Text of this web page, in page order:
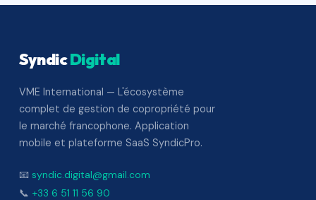
SyndicDigital
VME International — L'écosystème
complet de gestion de copropriété pour
le marché francophone. Application
mobile et plateforme SaaS SyndicPro.
📧 syndic.digital@gmail.com
📞 +33 6 51 11 56 90